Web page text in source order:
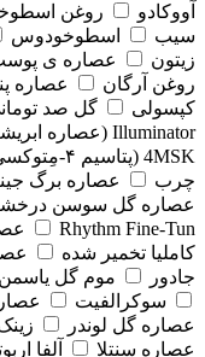
آووکادو
روغن
سیب
اسطوخودوس
زیتون
عصاره ی
روغن آرگان
عصاره
کپسولی
گل صد
Illuminator (عصاره ابریشم طلایی، مروارید ژاپنی، تیانین)
4MSK (پتاسیم ۴‑مِتوکسی‌سالیسیلات)
چرب
عصاره برگ
عصاره گل سوسن
Rhythm Fine‑Tun
کاملیا تخمیر شده
جادور
موم گل یاسمن
سوکرالفیت
عصاره گل لوندر
عصاره سنتلا
آلفا